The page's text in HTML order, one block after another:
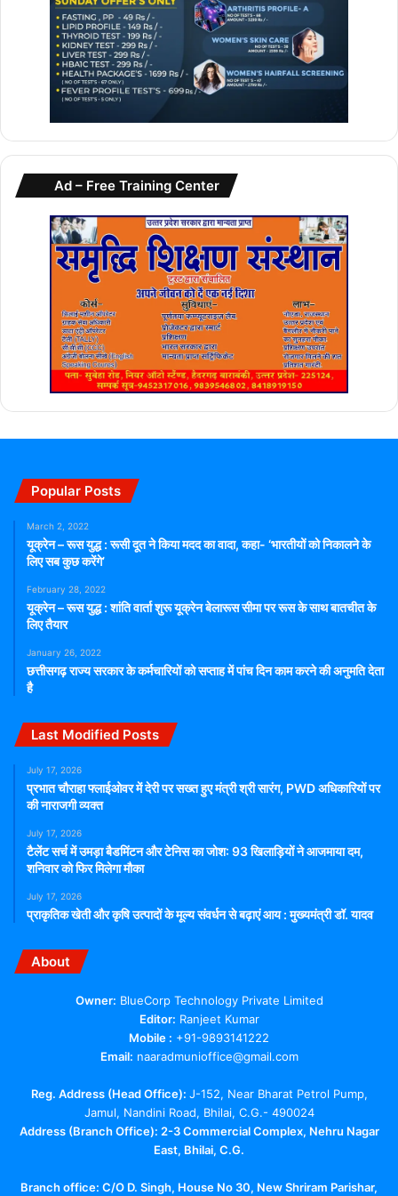
मध्यप्रदेश से शुरू हुए अलाना लिप केयर ब्रांड की पहचान बनाना आसान
नहीं था, आज हमारा ग्रुप देश-विदेश में अपने प्रोडक्ट्स सप्लाई कर रहा
है। राज्य सरकार के मार्गदर्शन और सहयोग के बिना यह संभव नहीं था।
मध्यप्रदेश अब वुमन लेड बिजनेस का सेंटर बन रहा है।
भोपाल में फोम बनाने की यूनिट से शुरूआत की, अब यूके में लगा रहे हैं
औद्योगिक इकाई
हमने भोपाल में फोम बनाने की एक छोटी यूनिट से शुरूआत की थी। आज
देश के 5 राज्यों में हमारी ईकाइयां हैं और अब यूके में भी एक इकाई खुलने
जा रही है। मध्यप्रदेश में उद्योग संचालन की लागत सबसे कम है।
मैन्यूफैक्चरिंग सेक्टर में पूरी दुनिया भारत की ओर आशा भरी निगाहों से देख
मुख्यमंत्री डॉ. यादव ने किए हितलाभ वितरित
श्री रवि बोबड़े तथा श्रीमती रेखा वर्मा और भोपाल के श्री सुधीर कुमार
यादव ने निवाड़ी की श्रीमती जयश्री रैकवार, कटनी की श्रीमती भारती
को भूमि आंवटन के लिए आशय पत्र प्रदान किए। निवाड़ी के श्री सागर
जामरा को भूमि आवंटन आदेश प्रदान किया गया। मुख्यमंत्री डॉ. यादव ने
मध्यप्रदेश स्टार्टअप नीति-2025 के अंतर्गत ऐरी राइड्स प्रायवेट लिमिटेड
इंदौर की संस्थापक सुश्री आरती मतानी, ग्लाफिक्स इंडस्ट्रीज प्रायवेट
लिमिटेड भोपाल के श्री अरिहंत आर्या, कोनार्क एग्रो. सोल्युशन्स भोपाल के
श्री सौरभ गोस्वामी और सर्विस जेट प्राइवेट. लिमिटेड भोपाल के श्री
दिनेश चांदवानी को सहायता राशि प्रदान की गई। कार्यक्रम में उद्योग
संस्थापक, युवा उद्यमी तथा प्रदेश के विभिन्न अंचलों से आए हितग्राही बड़ी
latest news madhya pradesh news
Ad – Free Training Center
Popular Posts
March 2, 2022
यूक्रेन – रूस युद्ध : रूसी दूत ने किया मदद का वादा, कहा- ‘भारतीयों को निकालने के
लिए सब कुछ करेंगे’
February 28, 2022
यूक्रेन – रूस युद्ध : शांति वार्ता शुरू यूक्रेन बेलारूस सीमा पर रूस के साथ बातचीत के
लिए तैयार
January 26, 2022
छत्तीसगढ़ राज्य सरकार के कर्मचारियों को सप्ताह में पांच दिन काम करने की अनुमति देता
है
Last Modified Posts
July 17, 2026
प्रभात चौराहा फ्लाईओवर में देरी पर सख्त हुए मंत्री श्री सारंग, PWD अधिकारियों पर
की नाराजगी व्यक्त
July 17, 2026
टैलेंट सर्च में उमड़ा बैडमिंटन और टेनिस का जोश: 93 खिलाड़ियों ने आजमाया दम,
शनिवार को फिर मिलेगा मौका
July 17, 2026
प्राकृतिक खेती और कृषि उत्पादों के मूल्य संवर्धन से बढ़ाएं आय : मुख्यमंत्री डॉ. यादव
About
Owner: BlueCorp Technology Private Limited
Editor: Ranjeet Kumar
Mobile : +91-9893141222
Email: naaradmunioffice@gmail.com
Reg. Address (Head Office): J-152, Near Bharat Petrol Pump,
Jamul, Nandini Road, Bhilai, C.G.- 490024
Address (Branch Office): 2-3 Commercial Complex, Nehru Nagar
East, Bhilai, C.G.
Branch office: C/O D. Singh, House No 30, New Shriram Parishar,